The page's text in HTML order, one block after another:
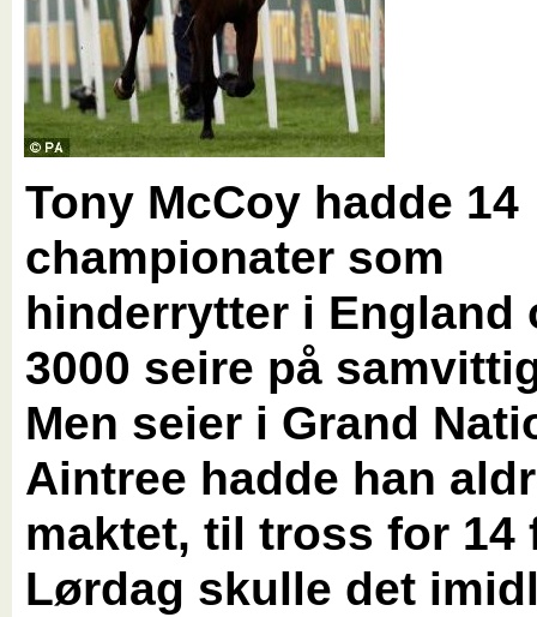
Tony McCoy hadde 14
championater som
hinderrytter i England
3000 seire på
Men seier i Grand
Aintree hadde han
maktet, til tross for 14
Lørdag skulle det